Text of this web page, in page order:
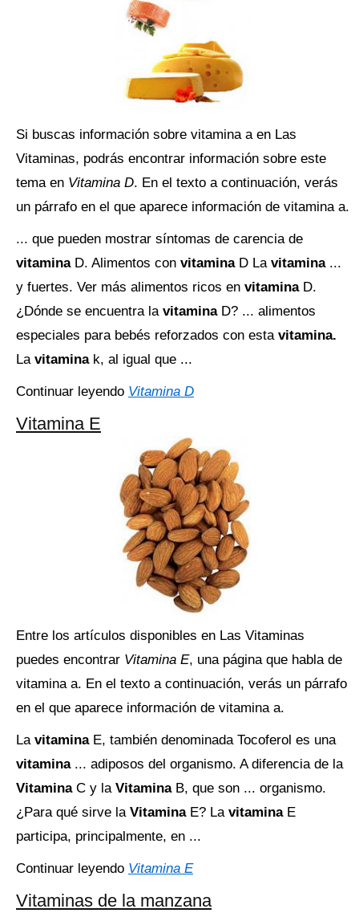
Si buscas información sobre vitamina a en Las
Vitaminas, podrás encontrar información sobre este
tema en Vitamina D. En el texto a continuación, verás
un párrafo en el que aparece información de vitamina a.
... que pueden mostrar síntomas de carencia de
vitamina D. Alimentos con vitamina D La vitamina ...
y fuertes. Ver más alimentos ricos en vitamina D.
¿Dónde se encuentra la vitamina D? ... alimentos
especiales para bebés reforzados con esta vitamina.
La vitamina k, al igual que ...
Continuar leyendo Vitamina D
Vitamina E
Entre los artículos disponibles en Las Vitaminas
puedes encontrar Vitamina E, una página que habla de
vitamina a. En el texto a continuación, verás un párrafo
en el que aparece información de vitamina a.
La vitamina E, también denominada Tocoferol es una
vitamina ... adiposos del organismo. A diferencia de la
Vitamina C y la Vitamina B, que son ... organismo.
¿Para qué sirve la Vitamina E? La vitamina E
participa, principalmente, en ...
Continuar leyendo Vitamina E
Vitaminas de la manzana